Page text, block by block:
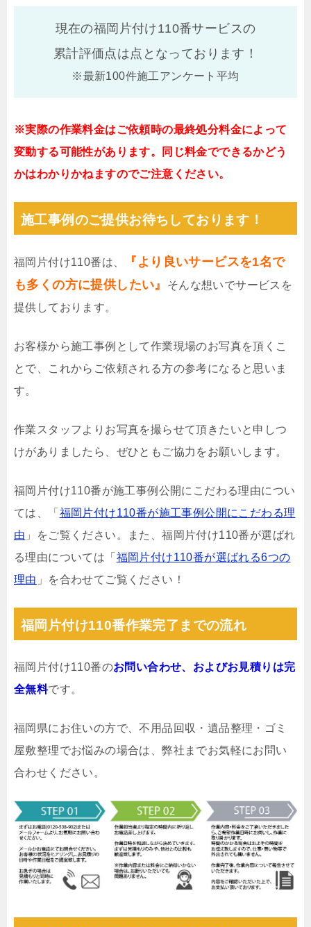
現在の福岡片付け110番サービスの
累計評価点は点となっております！
※最新100件施工アンケート平均
※実際の作業料金はご依頼時の最終処分料金によって
変動する可能性があります。同じ料金でできるかどう
かはわかりかねますのでご注意ください。
施工事例のご提供お待ちしております！
福岡片付け110番は、
『より良いサービスを1名で
も多くの方に提供したい』
そんな想いでサービスを
提供しております。
お客様から施工事例として作業現場のお写真を頂くこ
とで、これからご依頼される方の参考になると思いま
す。
作業スタッフよりお写真を撮らせて頂きたいと申しつ
けがありましたら、ぜひともご協力をお願いします。
福岡片付け110番が施工事例公開にこだわる理由につい
ては、「 福岡片付け110番が施工事例公開にこだわる理
由 」をご覧ください。また、福岡片付け110番が選ばれ
る理由については「 福岡片付け110番が選ばれる6つの
理由 」を合わせてご覧ください！
福岡片付け110番作業完了までの流れ
福岡片付け110番のお問い合わせ、およびお見積りは完
全無料です。
福岡県にお住いの方で、不用品回収・遺品整理・ゴミ
屋敷整理でお悩みの場合は、弊社までお気軽にお問い
合わせください。